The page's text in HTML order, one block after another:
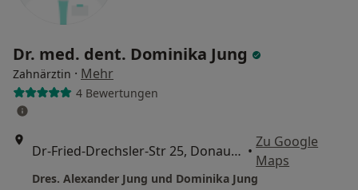
Dr. med. dent. Dominika Jung
Zahnärztin · Mehr
4 Bewertungen
Dr-Fried-Drechsler-Str 25, Donauwörth •
Zu Google
Maps
Dres. Alexander Jung und Dominika Jung